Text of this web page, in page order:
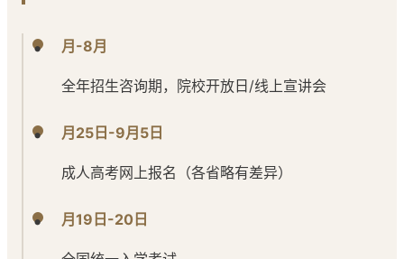
月-8月
全年招生咨询期，院校开放日/线上宣讲会
月25日-9月5日
成人高考网上报名（各省略有差异）
月19日-20日